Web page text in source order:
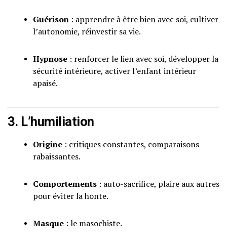
Guérison : apprendre à être bien avec soi, cultiver
l’autonomie, réinvestir sa vie.
Hypnose : renforcer le lien avec soi, développer la
sécurité intérieure, activer l’enfant intérieur
apaisé.
3. L’humiliation
Origine : critiques constantes, comparaisons
rabaissantes.
Comportements : auto-sacrifice, plaire aux autres
pour éviter la honte.
Masque : le masochiste.